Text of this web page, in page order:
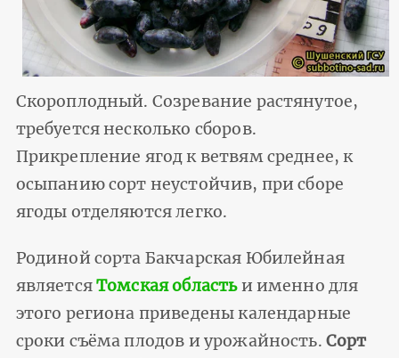
Скороплодный. Созревание растянутое,
требуется несколько сборов.
Прикрепление ягод к ветвям среднее, к
осыпанию сорт неустойчив, при сборе
ягоды отделяются легко.
Родиной сорта Бакчарская Юбилейная
являетсяТомская областьи именно для
этого региона приведены календарные
сроки съёма плодов и урожайность. Сорт